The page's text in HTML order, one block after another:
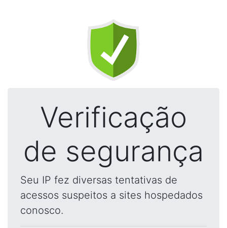
Verificação
de segurança
Seu IP fez diversas tentativas de
acessos suspeitos a sites hospedados
conosco.